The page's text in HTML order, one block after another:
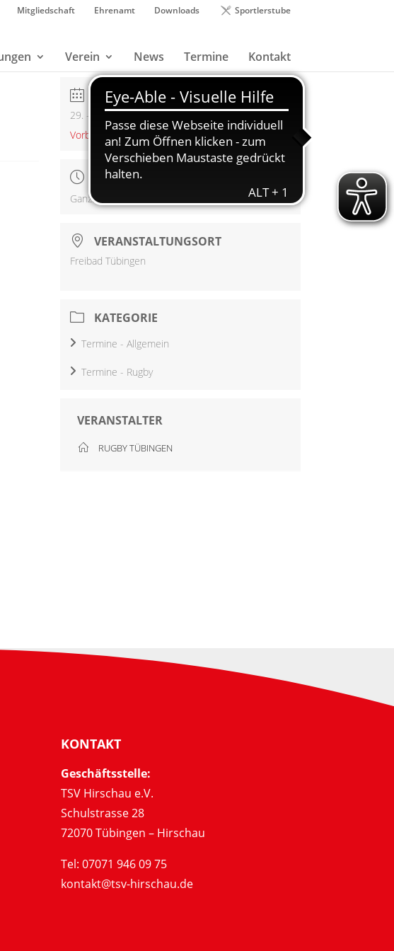
Mitgliedschaft Ehrenamt Downloads Sportlerstube
Verein News Termine Kontakt
DATUM
29. - 30. Juni 2024
Vorbei!
UHRZEIT
Ganztägig
VERANSTALTUNGSORT
Freibad Tübingen
KATEGORIE
Termine - Allgemein
Termine - Rugby
VERANSTALTER
RUGBY TÜBINGEN
KONTAKT
Geschäftsstelle:
TSV Hirschau e.V.
Schulstrasse 28
72070 Tübingen – Hirschau
Tel: 07071 946 09 75
kontakt@tsv-hirschau.de